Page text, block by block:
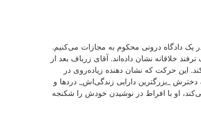
دادگاه درونی محکوم به مجازات می‌کنیم.
خلاقانه نشان داده‌اند. آقای زرباف بعد از
این حرکت که نشان ‌دهنده زیاده‌روی در
_بزرگترین دارایی زندگی‌اش_ دردها و
او با افراط در نوشیدن خودش را شکنجه